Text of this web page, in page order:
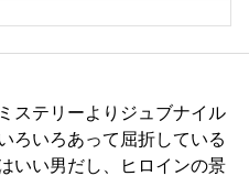
ステリーよりジュブナイル
ろいろあって屈折している
いい男だし、ヒロインの景